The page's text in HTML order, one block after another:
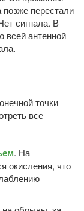
позже перестали
сигнала. В
всей антенной
точки
все
. На
окисления, что